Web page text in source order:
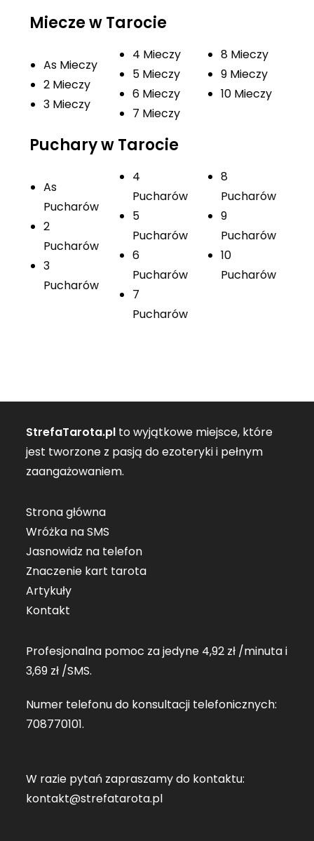
Miecze w Tarocie
As Mieczy
2 Mieczy
3 Mieczy
4 Mieczy
5 Mieczy
6 Mieczy
7 Mieczy
8 Mieczy
9 Mieczy
10 Mieczy
Puchary w Tarocie
As
Pucharów
2
Pucharów
3
Pucharów
4
Pucharów
5
Pucharów
6
Pucharów
7
Pucharów
8
Pucharów
9
Pucharów
10
Pucharów
StrefaTarota.pl to wyjątkowe miejsce, które
jest tworzone z pasją do ezoteryki i pełnym
zaangażowaniem.
Strona główna
Wróżka na SMS
Jasnowidz na telefon
Znaczenie kart tarota
Artykuły
Kontakt
Profesjonalna pomoc za jedyne 4,92 zł /minuta i
3,69 zł /SMS.
Numer telefonu do konsultacji telefonicznych:
708770101.
W razie pytań zapraszamy do kontaktu:
kontakt@strefatarota.pl